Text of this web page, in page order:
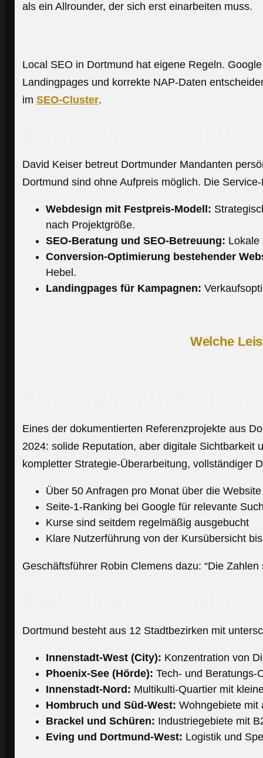
als ein Allrounder, der sich erst einarbeiten muss.
Local SEO in Dortmund hat eigene Regeln.
Landingpages und korrekte NAP-Daten
im SEO-Cluster.
David Keiser betreut Dortmunder Mandanten
Dortmund sind ohne Aufpreis möglich. Die
Webdesign mit Festpreis-Modell:
nach Projektgröße.
SEO-Beratung und SEO-Betreuung: Lokale
Conversion-Optimierung bestehender
Hebel.
Landingpages für Kampagnen:
Welche
Eines der dokumentierten Referenzprojekte aus
2024: solide Reputation, aber digitale Sichtbarkeit
kompletter Strategie-Überarbeitung, vollständiger
Über 50 Anfragen pro Monat über die Website
Seite-1-Ranking bei Google für relevante
Kurse sind seitdem regelmäßig ausgebucht
Klare Nutzerführung von der Kursübersicht
Geschäftsführer Robin Clemens dazu: “Die
Dortmund besteht aus 12 Stadtbezirken mit
Innenstadt-West (City): Konzentration von
Phoenix-See (Hörde): Tech- und Beratungs-
Innenstadt-Nord: Multikulti-Quartier mit
Hombruch und Süd-West: Wohngebiete mit
Brackel und Schüren: Industriegebiete mit
Eving und Dortmund-West: Logistik und